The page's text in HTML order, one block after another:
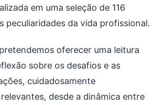
em uma seleção de 116
peculiaridades da vida profissional.
oferecer uma leitura
sobre os desafios e as
cuidadosamente
desde a dinâmica entre